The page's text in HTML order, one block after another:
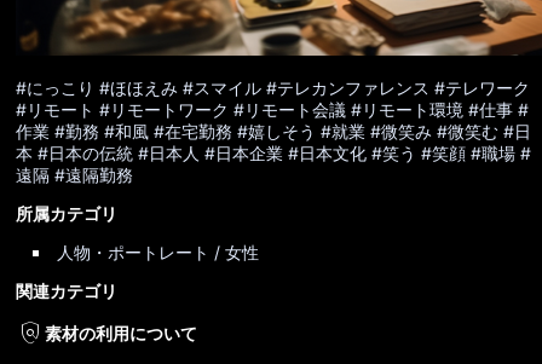
#にっこり #ほほえみ #スマイル #テレカンファレンス #テレワーク
#リモート #リモートワーク #リモート会議 #リモート環境 #仕事 #
作業 #勤務 #和風 #在宅勤務 #嬉しそう #就業 #微笑み #微笑む #日
本 #日本の伝統 #日本人 #日本企業 #日本文化 #笑う #笑顔 #職場 #
遠隔 #遠隔勤務
所属カテゴリ
人物・ポートレート / 女性
関連カテゴリ
policy素材の利用について